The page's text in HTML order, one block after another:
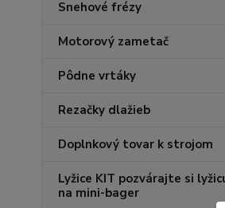
Snehové frézy
Motorový zametač
Pôdne vrtáky
Rezačky dlažieb
Doplnkový tovar k strojom
Lyžice KIT pozvárajte si
na mini-bager